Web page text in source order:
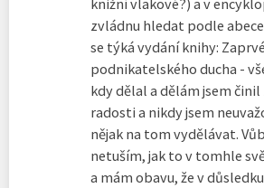
knižní vlakové?) a v
zvládnu hledat podle
se týká vydání knihy:
podnikatelského ducha -
kdy dělal a dělám jsem činil
radosti a nikdy jsem
nějak na tom vydělávat.
netuším, jak to v tomhle
a mám obavu, že v